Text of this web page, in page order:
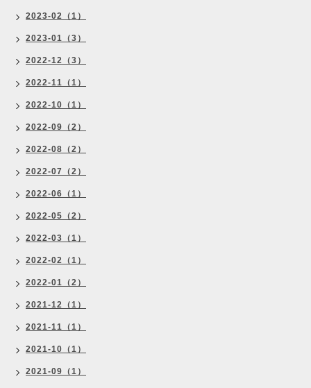
2023-02（1）
2023-01（3）
2022-12（3）
2022-11（1）
2022-10（1）
2022-09（2）
2022-08（2）
2022-07（2）
2022-06（1）
2022-05（2）
2022-03（1）
2022-02（1）
2022-01（2）
2021-12（1）
2021-11（1）
2021-10（1）
2021-09（1）